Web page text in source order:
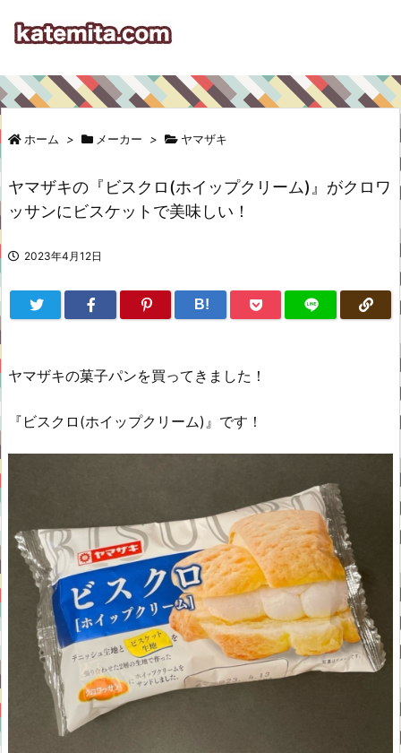
ホーム > メーカー > ヤマザキ
ヤマザキの『ビスクロ(ホイップクリーム)』がクロワ
ッサンにビスケットで美味しい！
2023年4月12日
B!
ヤマザキの菓子パンを買ってきました！
『ビスクロ(ホイップクリーム)』です！